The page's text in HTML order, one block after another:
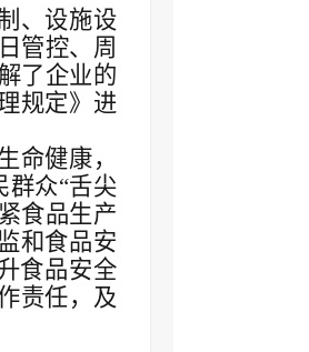
、设施设
管控、周
了企业的
规定》进
命健康，
群众“舌尖
食品生产
和食品安
食品安全
责任，及